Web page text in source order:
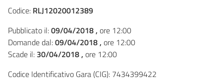
Codice: RLJ12020012389
Pubblicato il:09/04/2018 , ore 12:00
Domande dal:09/04/2018 , ore 12:00
Scade il: 30/04/2018 , ore 12:00
Codice Identificativo Gara (CIG): 7434399422